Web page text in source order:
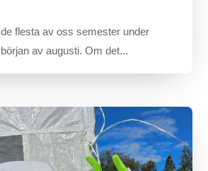
flesta av oss semester under
av augusti. Om det...